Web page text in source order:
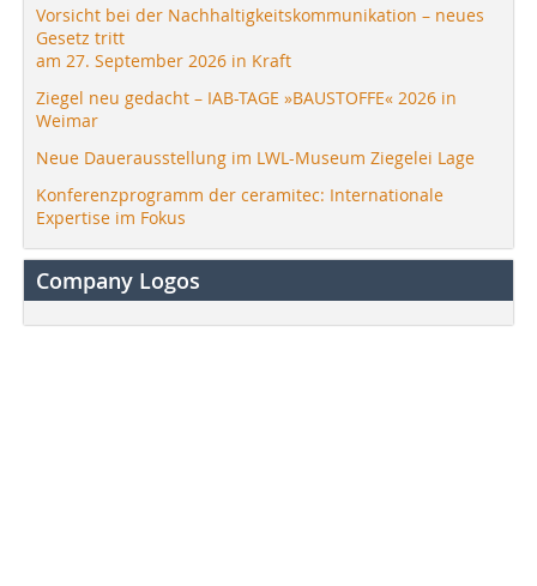
Vorsicht bei der Nachhaltigkeitskommunikation – neues
Gesetz tritt
am 27. September 2026 in Kraft
Ziegel neu gedacht – IAB-TAGE »BAUSTOFFE« 2026 in
Weimar
Neue Dauerausstellung im LWL-Museum Ziegelei Lage
Konferenzprogramm der ceramitec: Internationale
Expertise im Fokus
Company Logos